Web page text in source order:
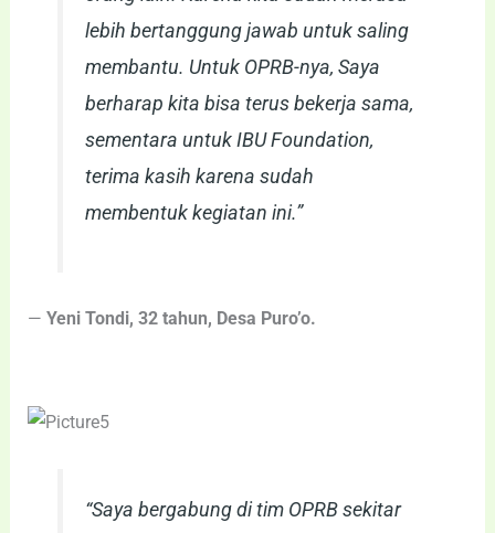
lebih bertanggung jawab untuk saling
membantu. Untuk OPRB-nya, Saya
berharap kita bisa terus bekerja sama,
sementara untuk IBU Foundation,
terima kasih karena sudah
membentuk kegiatan ini.”
—Yeni Tondi, 32 tahun, Desa Puro’o.
“Saya bergabung di tim OPRB sekitar